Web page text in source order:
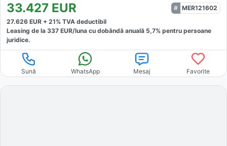
33.427 EUR
MER121602
27.626 EUR + 21% TVA deductibil
Leasing de la 337 EUR/luna cu dobăndă anuală 5,7% pentru persoane
juridice.
Sună WhatsApp Mesaj Favorite